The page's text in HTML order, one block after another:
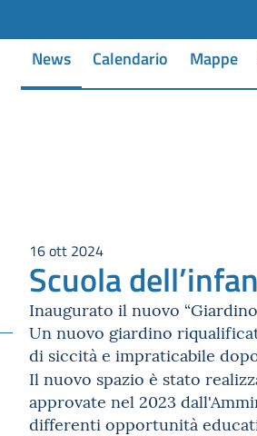
News Calendario Mappe
16 ott 2024
Scuola
Inaugurato il nuovo
Un nuovo giardino
di siccità e impraticabile
Il nuovo spazio è stato
approvate nel 2023
differenti opportunità